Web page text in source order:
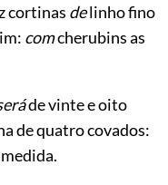
cortinas delinho fino
comcherubins as
de vinte e oito
de quatro covados: